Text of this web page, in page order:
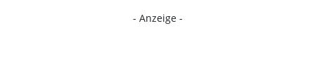
- Anzeige -